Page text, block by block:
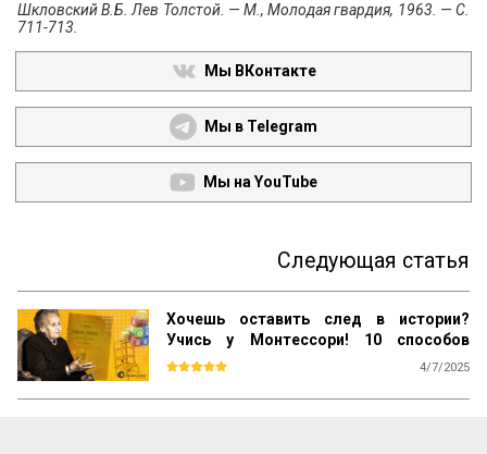
Шкловский В.Б. Лев Толстой. — М., Молодая гвардия, 1963. — С.
711-713.
Мы ВКонтакте
Мы в Telegram
Мы на YouTube
Следующая статья
Хочешь оставить след в истории?
Учись у Монтессори! 10 способов
сохранить наследие
4/7/2025